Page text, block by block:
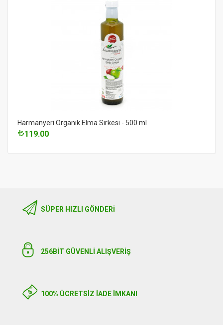
Harmanyeri Organik Elma Sirkesi - 500 ml
119.00
SÜPER HIZLI GÖNDERI
256BIT GÜVENLİ ALIŞVERİŞ
100% ÜCRETSİZ İADE İMKANI